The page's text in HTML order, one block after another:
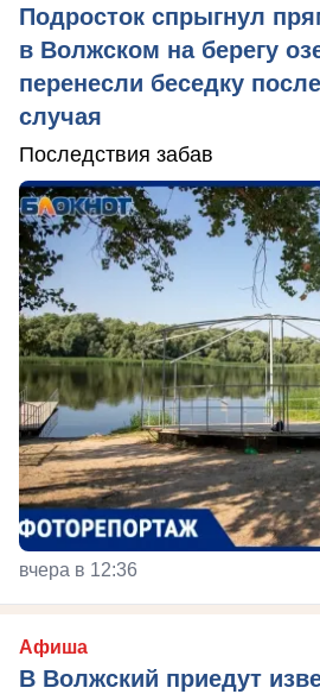
Подросток спрыгнул
в Волжском на берегу
перенесли беседку
случая
Последствия забав
вчера в 12:36
Афиша
В Волжский приедут